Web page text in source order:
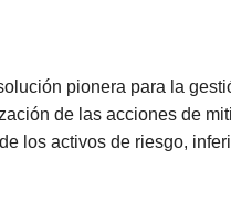
pionera para la
de las acciones de
los activos de riesgo,